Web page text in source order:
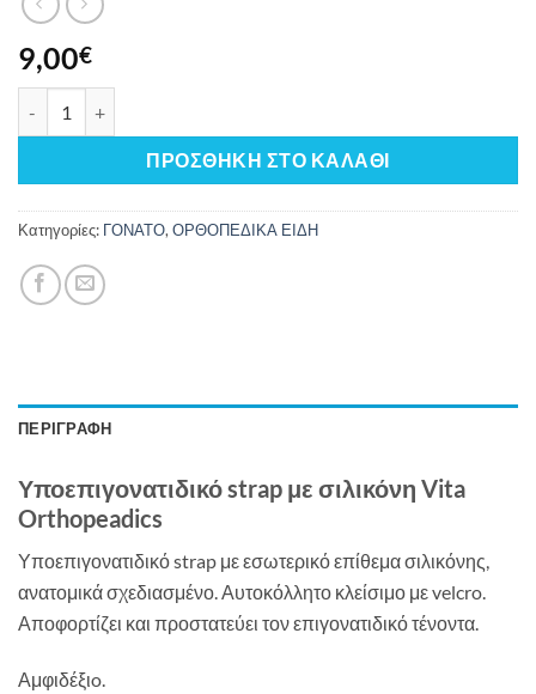
9,00€
ΠΡΟΣΘΉΚΗ ΣΤΟ ΚΑΛΆΘΙ
Κατηγορίες: ΓΟΝΑΤΟ, ΟΡΘΟΠΕΔΙΚΑ ΕΙΔΗ
ΠΕΡΙΓΡΑΦΉ
Υποεπιγονατιδικό strap με σιλικόνη Vita
Orthopeadics
Υποεπιγονατιδικό strap με εσωτερικό επίθεμα σιλικόνης,
ανατομικά σχεδιασμένο. Αυτοκόλλητο κλείσιμο με velcro.
Αποφορτίζει και προστατεύει τον επιγονατιδικό τένοντα.
Αμφιδέξιo.